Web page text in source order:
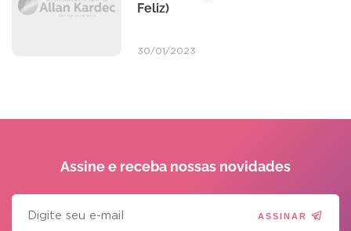
Feliz)
30/01/2023
Assine e receba nossas novidades
ASSINAR